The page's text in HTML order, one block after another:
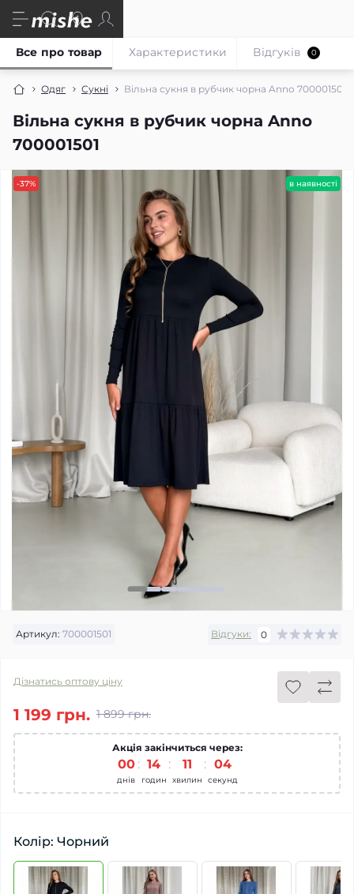
Одяг Сукні Вільна сукня в рубчик чорна Anno 700001501
Вільна сукня в рубчик чорна Anno
700001501
Все про товар Характеристики Відгуків 0
-37% в наявності
Артикул: 700001501 Відгуки: 0
Дізнатись оптову ціну
1 899 грн.
1 199 грн.
Акція закінчиться через:
00
днів
14
годин
11
хвилин
04
секунд
Колір: Чорний